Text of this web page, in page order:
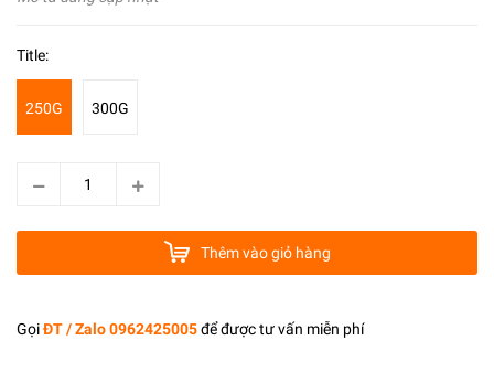
Title:
250G 300G
Thêm vào giỏ hàng
GọiĐT / Zalo 0962425005để được tư vấn miễn phí